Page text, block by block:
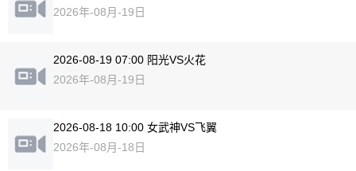
2026年-08月-19日
2026-08-19 07:00 阳光VS火花
2026年-08月-19日
2026-08-18 10:00 女武神VS飞翼
2026年-08月-18日